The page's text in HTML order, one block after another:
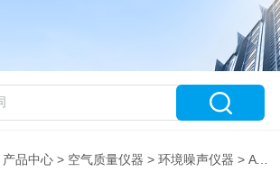
产品中心 > 空气质量仪器 >环境噪声仪器 > AWA6256B+型环境振动分析仪